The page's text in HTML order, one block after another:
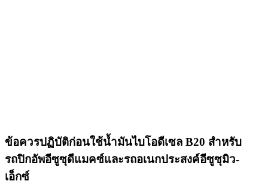
ข้อควรปฏิบัติก่อนใช้น้ำมันไบโอดีเซล B20 สำหรับ
รถปิกอัพอีซูซุดีแมคซ์และรถอเนกประสงค์อีซูซุมิว-
เอ็กซ์